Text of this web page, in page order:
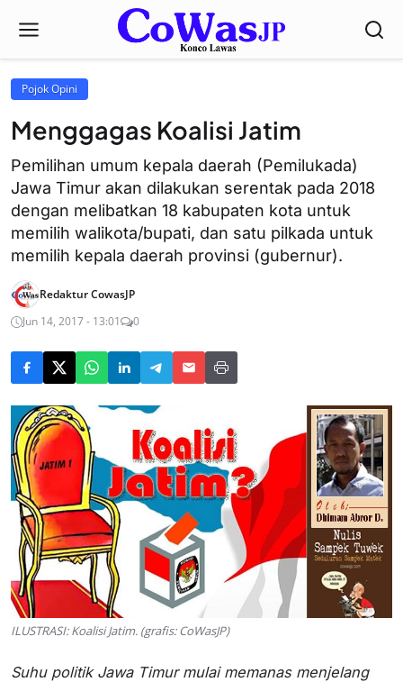
Pojok Opini
Menggagas Koalisi Jatim
Pemilihan umum kepala daerah (Pemilukada)
Jawa Timur akan dilakukan serentak pada 2018
dengan melibatkan 18 kabupaten kota untuk
memilih walikota/bupati, dan satu pilkada untuk
memilih kepala daerah provinsi (gubernur).
Redaktur CowasJP
Jun 14, 2017 - 13:01
0
ILUSTRASI: Koalisi Jatim. (grafis: CoWasJP)
Suhu politik Jawa Timur mulai memanas menjelang